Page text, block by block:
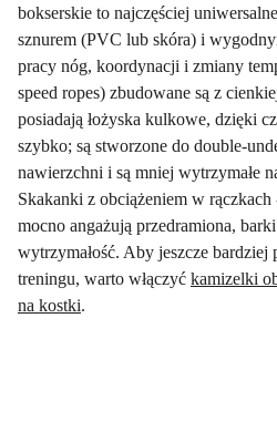
bokserskie to najczęściej
sznurem (PVC lub skóra) i
pracy nóg, koordynacji i zmiany
speed ropes) zbudowane są z
posiadają łożyska kulkowe, dzięki
szybko; są stworzone do double-
nawierzchni i są mniej wytrzymałe
Skakanki z obciążeniem w
mocno angażują przedramiona,
wytrzymałość. Aby jeszcze bardziej
treningu, warto włączyć kamizelki
na kostki.